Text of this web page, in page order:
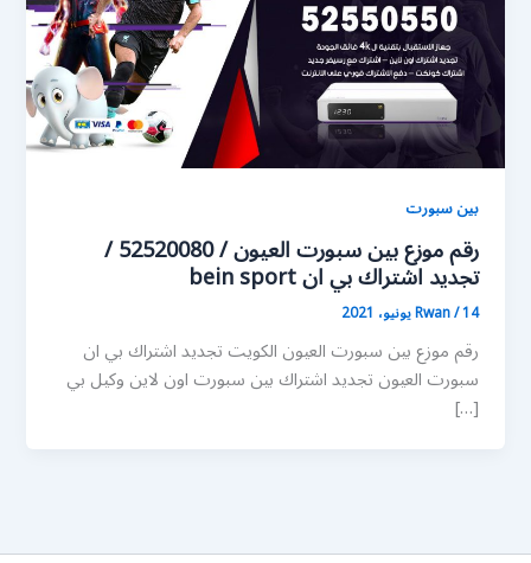
بين سبورت
رقم موزع بين سبورت العيون / 52520080 /
تجديد اشتراك بي ان bein sport
Rwan/14 يونيو، 2021
رقم موزع بين سبورت العيون الكويت تجديد اشتراك بي ان
سبورت العيون تجديد اشتراك بين سبورت اون لاين وكيل بي
[…]